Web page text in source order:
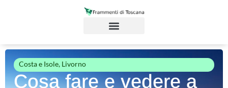
Costa e Isole, Livorno
Cosa fare e vedere a